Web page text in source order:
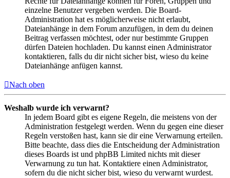
einzelne Benutzer vergeben werden. Die Board-
Administration hat es möglicherweise nicht erlaubt,
Dateianhänge in dem Forum anzufügen, in dem du deinen
Beitrag verfassen möchtest, oder nur bestimmte Gruppen
dürfen Dateien hochladen. Du kannst einen Administrator
kontaktieren, falls du dir nicht sicher bist, wieso du keine
Dateianhänge anfügen kannst.
Nach oben
Weshalb wurde ich verwarnt?
In jedem Board gibt es eigene Regeln, die meistens von der
Administration festgelegt werden. Wenn du gegen eine dieser
Regeln verstoßen hast, kann sie dir eine Verwarnung erteilen.
Bitte beachte, dass dies die Entscheidung der Administration
dieses Boards ist und phpBB Limited nichts mit dieser
Verwarnung zu tun hat. Kontaktiere einen Administrator,
sofern du die nicht sicher bist, wieso du verwarnt wurdest.